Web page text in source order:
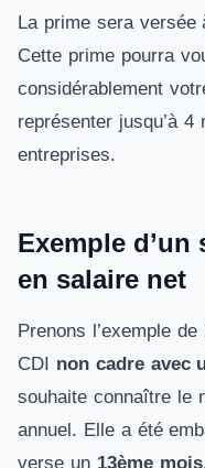
La prime sera versée
Cette prime pourra
considérablement
représenter jusqu’à
entreprises.
Exemple d’un
en salaire net
Prenons l’exemple
CDI non cadre avec
souhaite connaître le
annuel. Elle a été
verse un 13ème mois